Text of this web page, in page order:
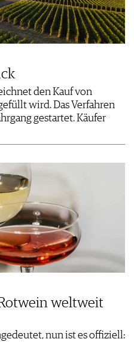
den Kauf von
wird. Das Verfahren
gestartet. Käufer
weltweit
nun ist es offiziell: